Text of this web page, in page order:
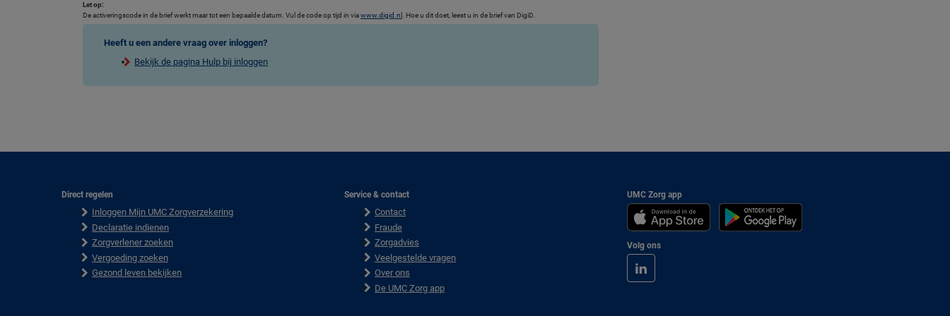
Let op:
De activeringscode in de brief werkt maar tot een bepaalde datum. Vul de code op tijd in viawww.digid.n . Hoe u dit doet, leest u in de brief van DigiD.
Heeft u een andere vraag over inloggen?
Bekijk de pagina Hulp bij inloggen
Direct regelen
Inloggen Mijn UMC Zorgverzekering
Declaratie indienen
Zorgverlener zoeken
Vergoeding zoeken
Gezond leven bekijken
Service & contact
Contact
Fraude
Zorgadvies
Veelgestelde vragen
Over ons
De UMC Zorg app
UMC Zorg app
Volg ons